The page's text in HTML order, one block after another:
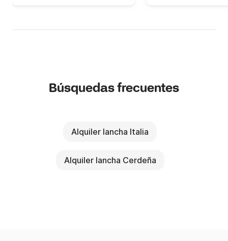
Búsquedas frecuentes
Alquiler lancha Italia
Alquiler lancha Cerdeña